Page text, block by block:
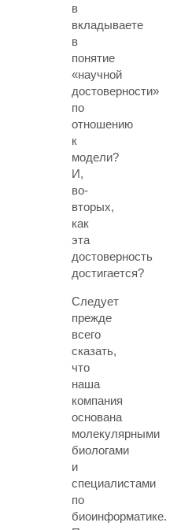
в
вкладываете
в
понятие
«научной
достоверности»
по
отношению
к
модели?
И,
во-
вторых,
как
эта
достоверность
достигается?
Следует
прежде
всего
сказать,
что
наша
компания
основана
молекулярными
биологами
и
специалистами
по
биоинформатике.